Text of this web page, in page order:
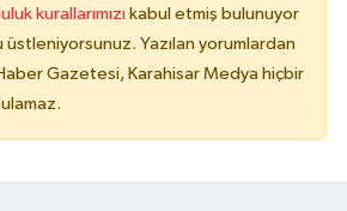
kurallarımızı kabul etmiş bulunuyor
üstleniyorsunuz. Yazılan yorumlardan
Gazetesi, Karahisar Medya hiçbir